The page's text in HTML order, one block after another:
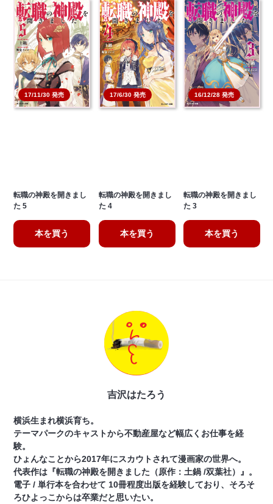
17/11/30 発売
転職の神殿を開きまし
た 5
本を買う
17/6/30 発売
転職の神殿を開きまし
た 4
本を買う
16/12/28 発売
転職の神殿を開きまし
た 3
本を買う
吉沢はたろう
横浜生まれ横浜育ち。
テーマパークのキャストから不動産屋など幅広くお仕事を経
験。
ひょんなことから2017年にスカウトされて漫画家の世界へ。
代表作は『転職の神殿を開きました（原作：土鍋 /双葉社）』。
電子 / 単行本を合わせて 10冊程度出版を経験しており、そろそ
ろひよっこからは卒業だと思いたい。